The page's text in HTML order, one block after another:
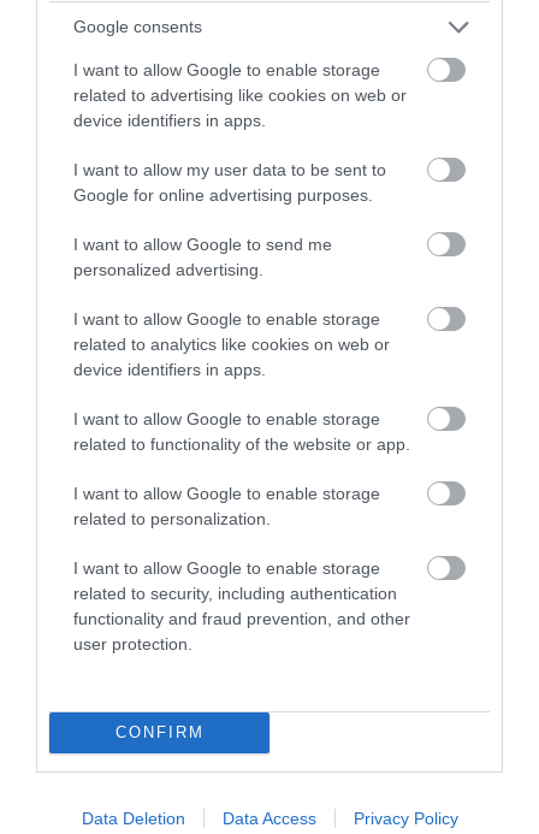
Google consents
I want to allow Google to enable storage
related to advertising like cookies on web or
device identifiers in apps.
I want to allow my user data to be sent to
Google for online advertising purposes.
I want to allow Google to send me
personalized advertising.
I want to allow Google to enable storage
related to analytics like cookies on web or
device identifiers in apps.
I want to allow Google to enable storage
related to functionality of the website or app.
I want to allow Google to enable storage
related to personalization.
I want to allow Google to enable storage
related to security, including authentication
functionality and fraud prevention, and other
user protection.
CONFIRM
Data Deletion Data Access Privacy Policy
PRONEWS.GR /ΑΣΤΡΑ & ΖΩΔΙΑ
Τα τέσσερα ζώδια που αγαπούν τον
εαυτό τους περισσότερο από τους
άλλους
05.08.2026 | 12:51
Τα 3 ζώδια που ευνοούνται περισσότερο
σήμερα 5 Αυγούστου – Έρχονται
ευκαιρίες και επιτυχίες